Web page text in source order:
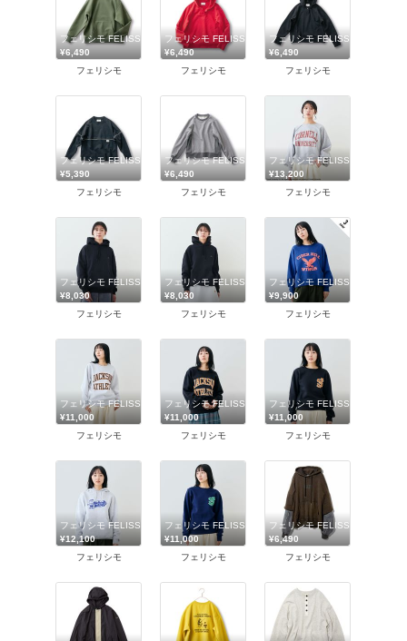
フェリシモ FELISSIMO
¥6,490
フェリシモ
フェリシモ FELISSIMO
¥6,490
フェリシモ
フェリシモ FELISSIMO
¥6,490
フェリシモ
フェリシモ FELISSIMO
¥5,390
フェリシモ
フェリシモ FELISSIMO
¥6,490
フェリシモ
フェリシモ FELISSIMO
¥13,200
フェリシモ
フェリシモ FELISSIMO
¥8,030
フェリシモ
フェリシモ FELISSIMO
¥8,030
フェリシモ
フェリシモ FELISSIMO
¥9,900
フェリシモ
フェリシモ FELISSIMO
¥11,000
フェリシモ
フェリシモ FELISSIMO
¥11,000
フェリシモ
フェリシモ FELISSIMO
¥11,000
フェリシモ
フェリシモ FELISSIMO
¥12,100
フェリシモ
フェリシモ FELISSIMO
¥11,000
フェリシモ
フェリシモ FELISSIMO
¥6,490
フェリシモ